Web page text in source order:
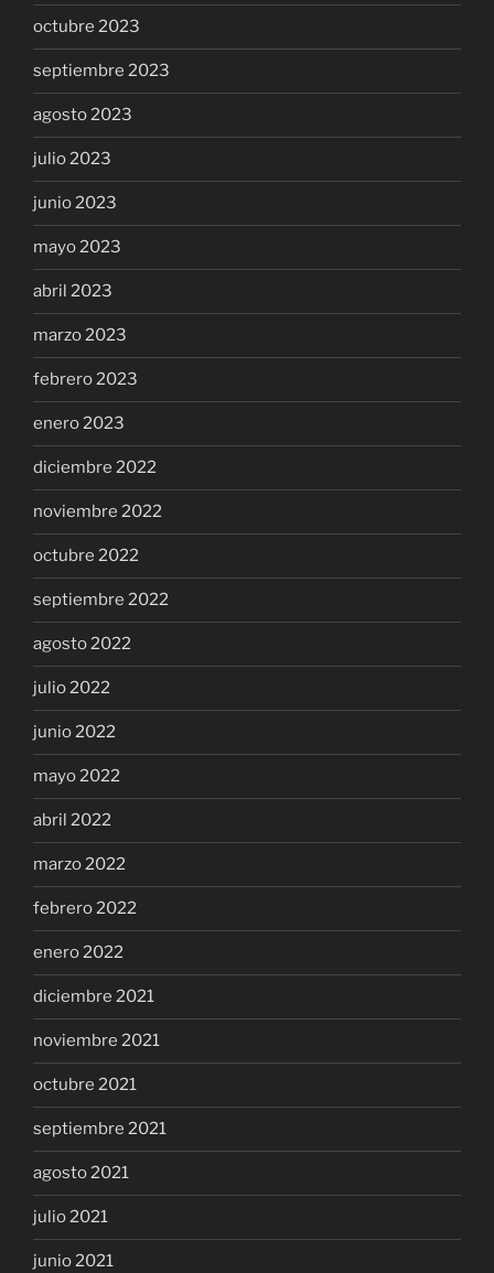
octubre 2023
septiembre 2023
agosto 2023
julio 2023
junio 2023
mayo 2023
abril 2023
marzo 2023
febrero 2023
enero 2023
diciembre 2022
noviembre 2022
octubre 2022
septiembre 2022
agosto 2022
julio 2022
junio 2022
mayo 2022
abril 2022
marzo 2022
febrero 2022
enero 2022
diciembre 2021
noviembre 2021
octubre 2021
septiembre 2021
agosto 2021
julio 2021
junio 2021